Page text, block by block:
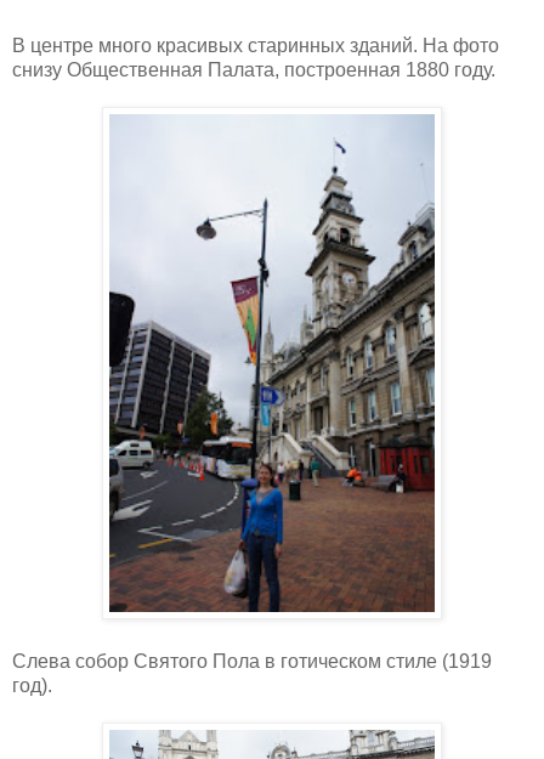
В центре много красивых старинных зданий. На фото
снизу Общественная Палата, построенная 1880 году.
Слева собор Святого Пола в готическом стиле (1919
год).